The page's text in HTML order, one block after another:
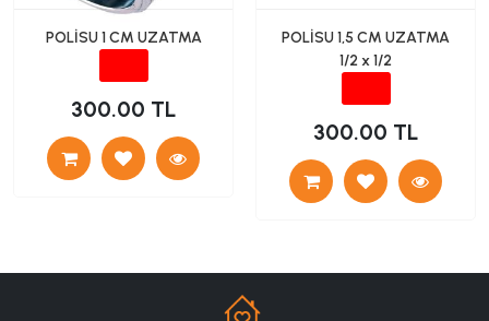
POLİSU 1 CM UZATMA
300.00 TL
POLİSU 1,5 CM UZATMA
1/2 x 1/2
300.00 TL